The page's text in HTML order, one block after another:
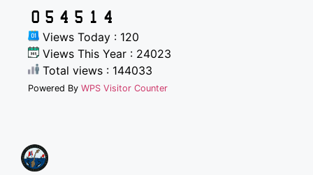
Views Today : 120
Views This Year : 24023
Total views : 144033
Powered By WPS Visitor Counter